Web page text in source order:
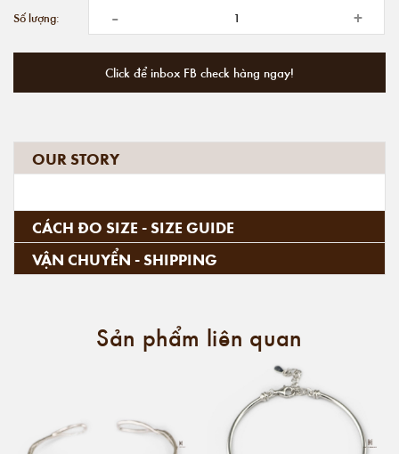
Số lượng: - +
Click để inbox FB check hàng ngay!
OUR STORY
CÁCH ĐO SIZE - SIZE GUIDE
VẬN CHUYỂN - SHIPPING
Sản phẩm liên quan